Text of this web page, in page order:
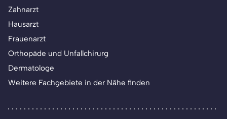
Zahnarzt
Hausarzt
Frauenarzt
Orthopäde und Unfallchirurg
Dermatologe
Weitere Fachgebiete in der Nähe finden